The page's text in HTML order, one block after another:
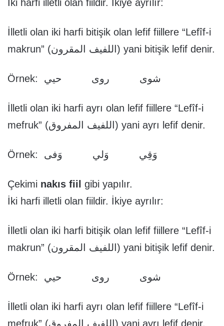
İki harfi illetli olan fiildir. İkiye ayrılır:
İlletli olan iki harfi bitişik olan lefif fiillere “Lefîf-i
makrun” (اللفيف المقرون) yani bitişik lefif denir.
Örnek: شوى روى حيي
İlletli olan iki harfi ayrı olan lefif fiillere “Lefîf-i
mefruk” (اللفيف المفروق) yani ayrı lefif denir.
Örnek: وَقِي وَلي وَفى
Çekimi nakıs fiil gibi yapılır.
İki harfi illetli olan fiildir. İkiye ayrılır:
İlletli olan iki harfi bitişik olan lefif fiillere “Lefîf-i
makrun” (اللفيف المقرون) yani bitişik lefif denir.
Örnek: شوى روى حيي
İlletli olan iki harfi ayrı olan lefif fiillere “Lefîf-i
mefruk” (اللفيف المفروق) yani ayrı lefif denir.